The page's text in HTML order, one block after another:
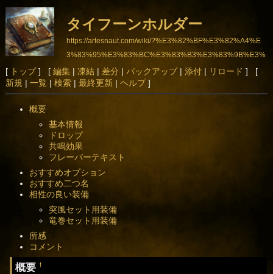
タイフーンホルダー
https://artesnaut.com/wiki/?%E3%82%BF%E3%82%A4%E
3%83%95%E3%83%BC%E3%83%B3%E3%83%9B%E3%
83%AB%E3%83%80%E3%83%BC
[ トップ] [ 編集| 凍結| 差分 | バックアップ| 添付| リロード ] [
新規 | 一覧 | 検索| 最終更新| ヘルプ]
概要
基本情報
ドロップ
共鳴効果
フレーバーテキスト
おすすめオプション
おすすめ二つ名
相性の良い装備
突風セット用装備
竜巻セット用装備
所感
コメント
概要†